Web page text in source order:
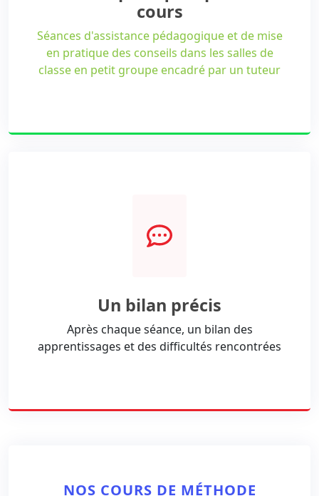
cours
Séances d'assistance pédagogique et de mise
en pratique des conseils dans les salles de
classe en petit groupe encadré par un tuteur
Un bilan précis
Après chaque séance, un bilan des
apprentissages et des difficultés rencontrées
NOS COURS DE MÉTHODE